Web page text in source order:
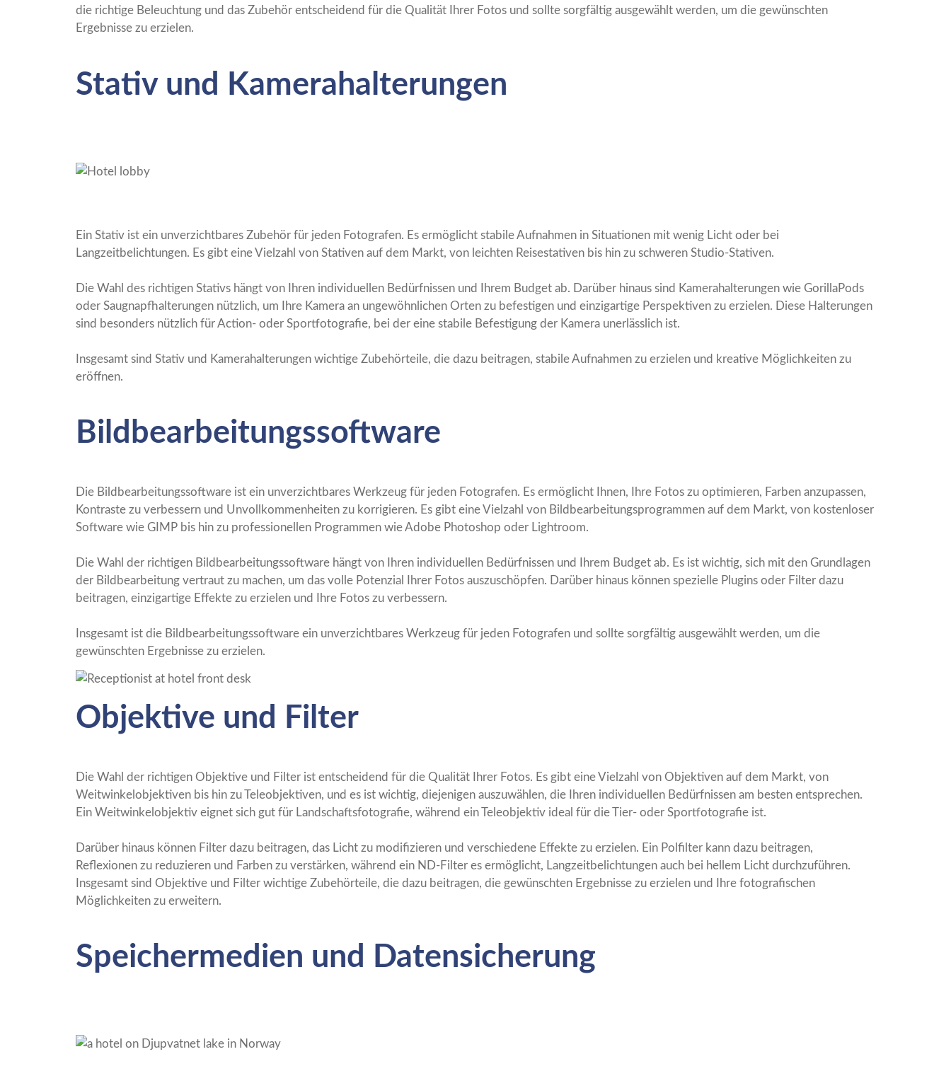
die richtige Beleuchtung und das Zubehör entscheidend für die Qualität Ihrer Fotos und sollte sorgfältig ausgewählt werden, um die gewünschten
Ergebnisse zu erzielen.
Stativ und Kamerahalterungen
Ein Stativ ist ein unverzichtbares Zubehör für jeden Fotografen. Es ermöglicht stabile Aufnahmen in Situationen mit wenig Licht oder bei
Langzeitbelichtungen. Es gibt eine Vielzahl von Stativen auf dem Markt, von leichten Reisestativen bis hin zu schweren Studio-Stativen.
Die Wahl des richtigen Stativs hängt von Ihren individuellen Bedürfnissen und Ihrem Budget ab. Darüber hinaus sind Kamerahalterungen wie GorillaPods
oder Saugnapfhalterungen nützlich, um Ihre Kamera an ungewöhnlichen Orten zu befestigen und einzigartige Perspektiven zu erzielen. Diese Halterungen
sind besonders nützlich für Action- oder Sportfotografie, bei der eine stabile Befestigung der Kamera unerlässlich ist.
Insgesamt sind Stativ und Kamerahalterungen wichtige Zubehörteile, die dazu beitragen, stabile Aufnahmen zu erzielen und kreative Möglichkeiten zu
eröffnen.
Bildbearbeitungssoftware
Die Bildbearbeitungssoftware ist ein unverzichtbares Werkzeug für jeden Fotografen. Es ermöglicht Ihnen, Ihre Fotos zu optimieren, Farben anzupassen,
Kontraste zu verbessern und Unvollkommenheiten zu korrigieren. Es gibt eine Vielzahl von Bildbearbeitungsprogrammen auf dem Markt, von kostenloser
Software wie GIMP bis hin zu professionellen Programmen wie Adobe Photoshop oder Lightroom.
Die Wahl der richtigen Bildbearbeitungssoftware hängt von Ihren individuellen Bedürfnissen und Ihrem Budget ab. Es ist wichtig, sich mit den Grundlagen
der Bildbearbeitung vertraut zu machen, um das volle Potenzial Ihrer Fotos auszuschöpfen. Darüber hinaus können spezielle Plugins oder Filter dazu
beitragen, einzigartige Effekte zu erzielen und Ihre Fotos zu verbessern.
Insgesamt ist die Bildbearbeitungssoftware ein unverzichtbares Werkzeug für jeden Fotografen und sollte sorgfältig ausgewählt werden, um die
gewünschten Ergebnisse zu erzielen.
Objektive und Filter
Die Wahl der richtigen Objektive und Filter ist entscheidend für die Qualität Ihrer Fotos. Es gibt eine Vielzahl von Objektiven auf dem Markt, von
Weitwinkelobjektiven bis hin zu Teleobjektiven, und es ist wichtig, diejenigen auszuwählen, die Ihren individuellen Bedürfnissen am besten entsprechen.
Ein Weitwinkelobjektiv eignet sich gut für Landschaftsfotografie, während ein Teleobjektiv ideal für die Tier- oder Sportfotografie ist.
Darüber hinaus können Filter dazu beitragen, das Licht zu modifizieren und verschiedene Effekte zu erzielen. Ein Polfilter kann dazu beitragen,
Reflexionen zu reduzieren und Farben zu verstärken, während ein ND-Filter es ermöglicht, Langzeitbelichtungen auch bei hellem Licht durchzuführen.
Insgesamt sind Objektive und Filter wichtige Zubehörteile, die dazu beitragen, die gewünschten Ergebnisse zu erzielen und Ihre fotografischen
Möglichkeiten zu erweitern.
Speichermedien und Datensicherung